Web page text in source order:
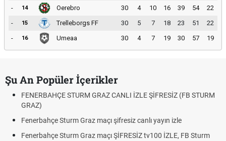
-
14 Oerebro 30 4 10 16 39 54
22
-
15 Trelleborgs FF 30 5 7 18 23 51
22
-
16 Umeaa 30 4 7 19 30 57 19
Şu An Popüler İçerikler
FENERBAHÇE STURM GRAZ CANLI İZLE ŞİFRESİZ (FB STURM
GRAZ)
Fenerbahçe Sturm Graz maçı şifresiz canlı yayın izle
Fenerbahçe Sturm Graz maçı ŞİFRESİZ tv100 İZLE, FB Sturm